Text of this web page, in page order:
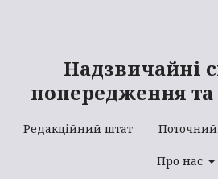
Надзвичайні
попередження та
Редакційний штат
Про нас